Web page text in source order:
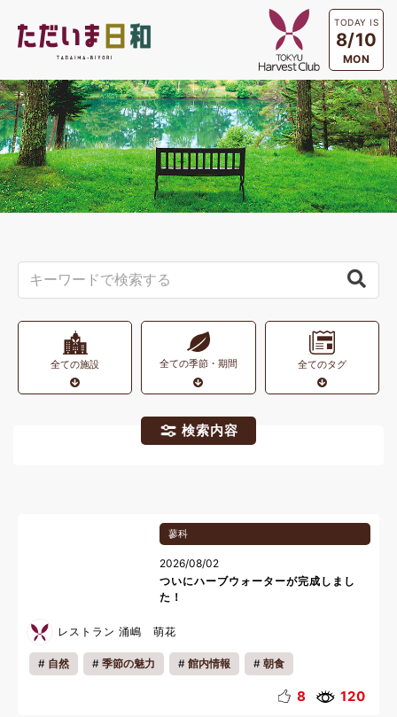
TODAY IS
8/10
MON
全ての施設 全ての季節・期間 全てのタグ
検索内容
蓼科
2026/08/02
ついにハーブウォーターが完成しまし
た！
レストラン 涌嶋 萌花
自然 季節の魅力 館内情報 朝食
8 120